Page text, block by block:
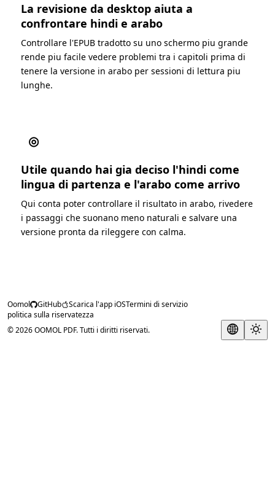
La revisione da desktop aiuta a
confrontare hindi e arabo
Controllare l'EPUB tradotto su uno schermo piu grande
rende piu facile vedere problemi tra i capitoli prima di
tenere la versione in arabo per sessioni di lettura piu
lunghe.
◎
Utile quando hai gia deciso l'hindi come
lingua di partenza e l'arabo come arrivo
Qui conta poter controllare il risultato in arabo, rivedere
i passaggi che suonano meno naturali e salvare una
versione pronta da rileggere con calma.
Oomol GitHub Scarica l'app iOSTermini di servizio
politica sulla riservatezza
© 2026 OOMOL PDF. Tutti i diritti riservati.